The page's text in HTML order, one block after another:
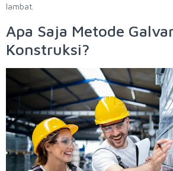
lambat.
Apa Saja Metode
Konstruksi?